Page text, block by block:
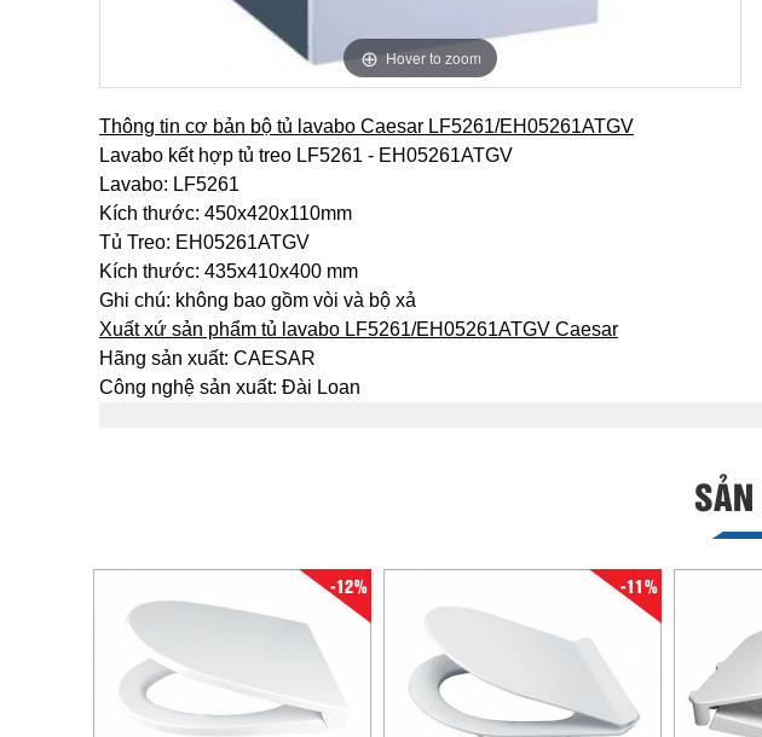
Hover to zoom
Thông tin cơ bản bộ tủ lavabo Caesar LF5261/EH05261ATGV
Lavabo kết hợp tủ treo LF5261 - EH05261ATGV
Lavabo: LF5261
Kích thước: 450x420x110mm
Tủ Treo: EH05261ATGV
Kích thước: 435x410x400 mm
Ghi chú: không bao gồm vòi và bộ xả
Xuất xứ sản phẩm tủ lavabo LF5261/EH05261ATGV Caesar
Hãng sản xuất: CAESAR
Công nghệ sản xuất: Đài Loan
-12% -11%